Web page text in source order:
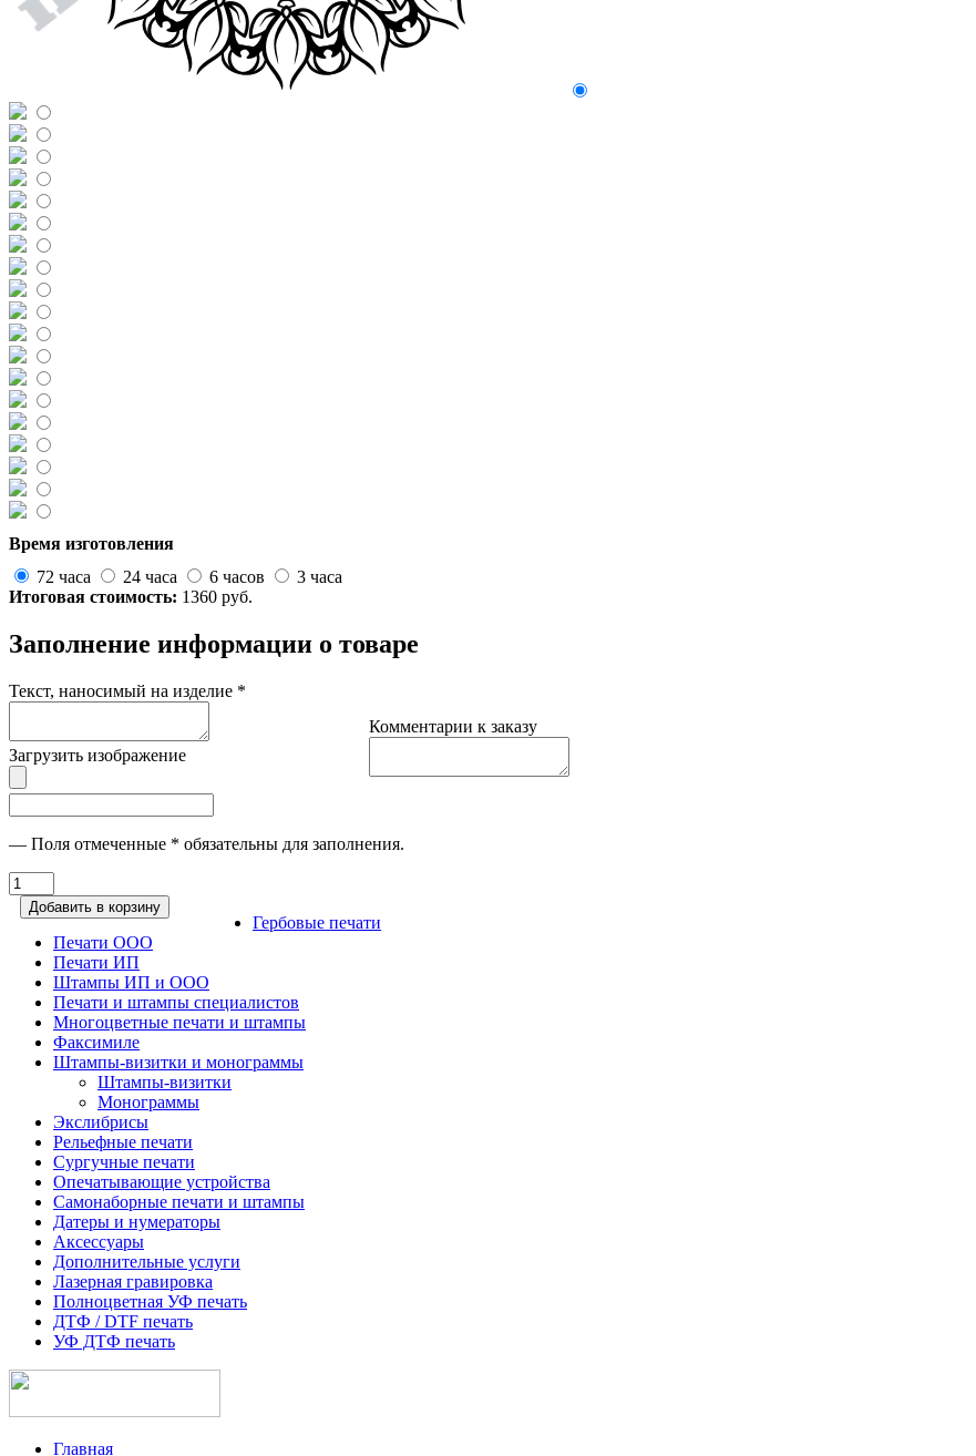
Время изготовления
72 часа
24 часа 6 часов
3 часа
Итоговая стоимость: 1360 руб.
Заполнение информации о товаре
Текст, наносимый на изделие *
Комментарии к заказу
Загрузить изображение
— Поля отмеченные * обязательны для заполнения.
Добавить в корзину
Гербовые печати
Печати ООО
Печати ИП
Штампы ИП и ООО
Печати и штампы специалистов
Многоцветные печати и штампы
Факсимиле
Штампы-визитки и монограммы
Штампы-визитки
Монограммы
Экслибрисы
Рельефные печати
Сургучные печати
Опечатывающие устройства
Самонаборные печати и штампы
Датеры и нумераторы
Аксессуары
Дополнительные услуги
Лазерная гравировка
Полноцветная УФ печать
ДТФ / DTF печать
УФ ДТФ печать
Главная